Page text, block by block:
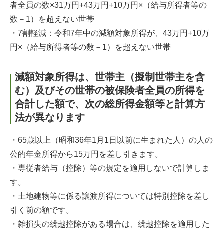
者全員の数×31万円+43万円+10万円×（給与所得者等の
数－1）を超えない世帯
・7割軽減：令和7年中の減額対象所得が、43万円+10万
円×（給与所得者等の数－1）を超えない世帯
減額対象所得は、世帯主（擬制世帯主を含
む）及びその世帯の被保険者全員の所得を
合計した額で、次の総所得金額等と計算方
法が異なります
・65歳以上（昭和36年1月1日以前に生まれた人）の人の
公的年金所得から15万円を差し引きます。
・専従者給与（控除）等の規定を適用しないで計算しま
す。
・土地建物等に係る譲渡所得については特別控除を差し
引く前の額です。
・雑損失の繰越控除がある場合は、繰越控除を適用した